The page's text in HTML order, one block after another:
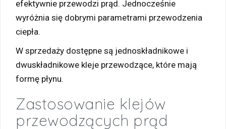
efektywnie przewodzi prąd. Jednocześnie
wyróżnia się dobrymi parametrami przewodzenia
ciepła.
W sprzedaży dostępne są jednoskładnikowe i
dwuskładnikowe kleje przewodzące, które mają
formę płynu.
Zastosowanie klejów
przewodzących prąd